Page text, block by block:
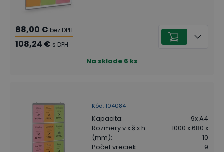
88,00 € bez DPH
108,24 € s DPH
Na sklade 6 ks
Kód: 104084
Kapacita:
9x A4
Rozmery v x š x h
(mm):
1000 x 680 x
10
Počet vreciek: 9